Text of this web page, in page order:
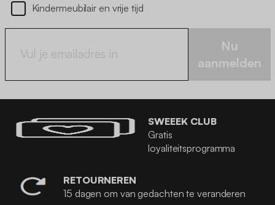
Kindermeubilair en vrije tijd
Nu
aanmelden
SWEEEK CLUB
Gratis
loyaliteitsprogramma
RETOURNEREN
15 dagen om van gedachten te veranderen